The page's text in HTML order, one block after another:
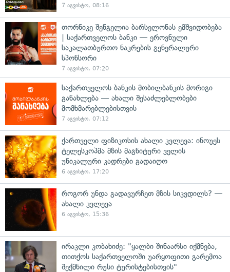
7 აგვისტო, 08:16
თორნიკე შენგელია ბარსელონას ემშვიდობება
| საქართველოს ბანკი — ეროვნული
საკალათბურთო ნაკრების გენერალური
სპონსორი
7 აგვისტო, 07:20
საქართველოს ბანკის მობილბანკის მორიგი
განახლება — ახალი შესაძლებლობები
მომხმარებლებისთვის
7 აგვისტო, 07:12
ქართველი ფიზიკოსის ახალი კვლევა: ინოუეს
ტელესკოპმა მზის მაგნიტური ველის
უნიკალური კადრები გადაიღო
6 აგვისტო, 17:20
როგორ უნდა გადავურჩეთ მზის სიკვდილს? —
ახალი კვლევა
6 აგვისტო, 15:36
ირაკლი კობახიძე: "ყალბი შინაარსი იქმნება,
თითქოს საქართველოში უარყოფითი გარემოა
შექმნილი რუსი ტურისტებისთვის"